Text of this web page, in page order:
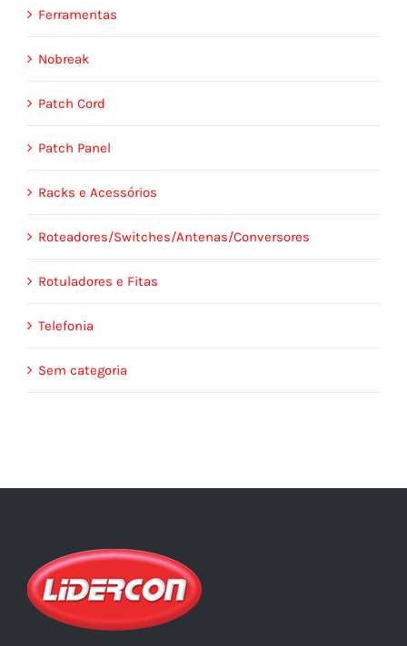
Ferramentas
Nobreak
Patch Cord
Patch Panel
Racks e Acessórios
Roteadores/Switches/Antenas/Conversores
Rotuladores e Fitas
Telefonia
Sem categoria